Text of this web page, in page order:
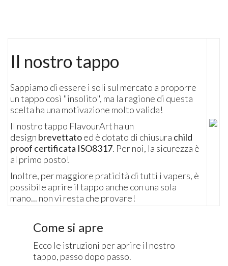
Il nostro tappo
Sappiamo di essere i soli sul mercato a proporre
un tappo così "insolito", ma la ragione di questa
scelta ha una motivazione molto valida!
Il nostro tappo FlavourArt ha un
design brevettatoed è dotato di chiusura child
proof certificata ISO8317. Per noi, la sicurezza è
al primo posto!
Inoltre, per maggiore praticità di tutti i vapers, è
possibile aprire il tappo anche con una sola
mano... non vi resta che provare!
Come si apre
Ecco le istruzioni per aprire il nostro
tappo, passo dopo passo.